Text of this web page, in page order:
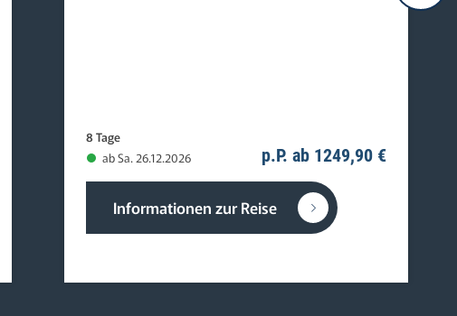
8 Tage
ab Sa. 26.12.2026
p.P. ab 1249,90 €
Informationen zur Reise